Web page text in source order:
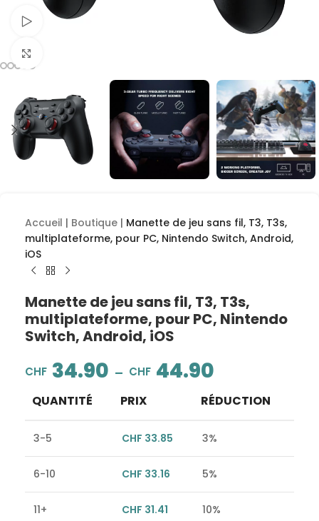
Voir la vidéo
Accueil | Boutique | Manette de jeu sans fil, T3, T3s,
multiplateforme, pour PC, Nintendo Switch, Android,
iOS
Manette de jeu sans fil, T3, T3s,
multiplateforme, pour PC, Nintendo
Switch, Android, iOS
CHF 34.90 – CHF 44.90
QUANTITÉ PRIX RÉDUCTION
3-5 CHF 33.85 3%
6-10 CHF 33.16 5%
11+ CHF 31.41 10%